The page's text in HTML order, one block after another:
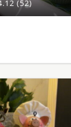
(52)